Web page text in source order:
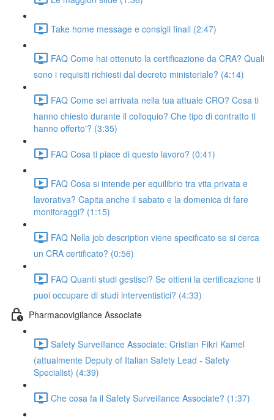
Take home message e consigli finali (2:47)
FAQ Come hai ottenuto la certificazione da CRA? Quali
sono i requisiti richiesti dal decreto ministeriale? (4:14)
FAQ Come sei arrivata nella tua attuale CRO? Cosa ti
hanno chiesto durante il colloquio? Che tipo di contratto ti
hanno offerto'? (3:35)
FAQ Cosa ti piace di questo lavoro? (0:41)
FAQ Cosa si intende per equilibrio tra vita privata e
lavorativa? Capita anche il sabato e la domenica di fare
monitoraggi? (1:15)
FAQ Nella job description viene specificato se si cerca
un CRA certificato? (0:56)
FAQ Quanti studi gestisci? Se ottieni la certificazione ti
puoi occupare di studi interventistici? (4:33)
Pharmacovigilance Associate
Safety Surveillance Associate: Cristian Fikri Kamel
(attualmente Deputy of Italian Safety Lead - Safety
Specialist) (4:39)
Che cosa fa il Safety Surveillance Associate? (1:37)